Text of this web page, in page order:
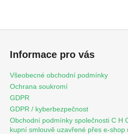
Informace pro vás
Všeobecné obchodní podmínky
Ochrana soukromí
GDPR
GDPR / kyberbezpečnost
Obchodní podmínky společnosti C H
kupní smlouvě uzavřené přes e-shop